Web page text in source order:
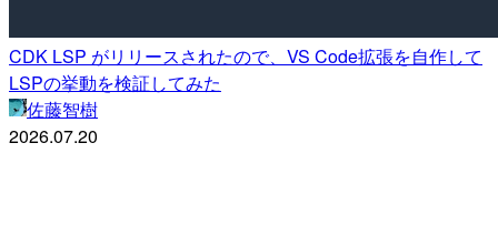
CDK LSP がリリースされたので、VS Code拡張を自作して
LSPの挙動を検証してみた
佐藤智樹
2026.07.20